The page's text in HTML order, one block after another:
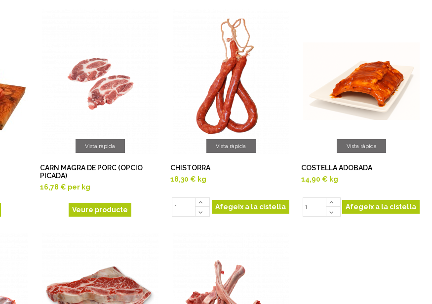
Vista ràpida
CARN MAGRA DE PORC (OPCIO
PICADA)
Veure producte
16,78 € per kg
Vista ràpida
CHISTORRA
Afegeix a la cistella
18,30 € kg
Vista ràpida
COSTELLA ADOBADA
Afegeix a la cistella
14,90 € kg